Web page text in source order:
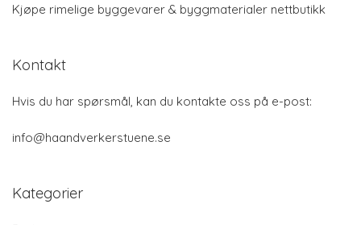
Kjøpe rimelige byggevarer & byggmaterialer nettbutikk
Kontakt
Hvis du har spørsmål, kan du kontakte oss på e-post:
info@haandverkerstuene.se
Kategorier